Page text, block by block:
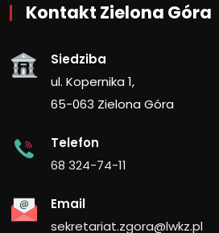
Kontakt Zielona Góra
Siedziba
ul. Kopernika 1,
65-063 Zielona Góra
Telefon
68 324-74-11
Email
sekretariat.zgora@lwkz.pl